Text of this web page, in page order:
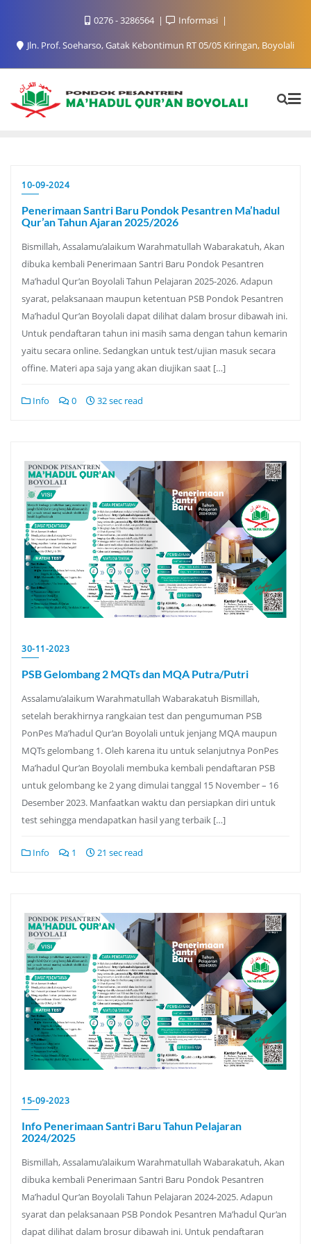
content
0276 - 3286564
Informasi
Jln. Prof. Soeharso, Gatak Kebontimun RT 05/05 Kiringan, Boyolali
10-09-2024
Penerimaan Santri Baru Pondok Pesantren Ma’hadul
Qur’an Tahun Ajaran 2025/2026
Bismillah, Assalamu’alaikum Warahmatullah Wabarakatuh, Akan
dibuka kembali Penerimaan Santri Baru Pondok Pesantren
Ma’hadul Qur’an Boyolali Tahun Pelajaran 2025-2026. Adapun
syarat, pelaksanaan maupun ketentuan PSB Pondok Pesantren
Ma’hadul Qur’an Boyolali dapat dilihat dalam brosur dibawah ini.
Untuk pendaftaran tahun ini masih sama dengan tahun kemarin
yaitu secara online. Sedangkan untuk test/ujian masuk secara
offine. Materi apa saja yang akan diujikan saat […]
Info 0 32 sec read
30-11-2023
PSB Gelombang 2 MQTs dan MQA Putra/Putri
Assalamu’alaikum Warahmatullah Wabarakatuh Bismillah,
setelah berakhirnya rangkaian test dan pengumuman PSB
PonPes Ma’hadul Qur’an Boyolali untuk jenjang MQA maupun
MQTs gelombang 1. Oleh karena itu untuk selanjutnya PonPes
Ma’hadul Qur’an Boyolali membuka kembali pendaftaran PSB
untuk gelombang ke 2 yang dimulai tanggal 15 November – 16
Desember 2023. Manfaatkan waktu dan persiapkan diri untuk
test sehingga mendapatkan hasil yang terbaik […]
Info 1 21 sec read
15-09-2023
Info Penerimaan Santri Baru Tahun Pelajaran
2024/2025
Bismillah, Assalamu’alaikum Warahmatullah Wabarakatuh, Akan
dibuka kembali Penerimaan Santri Baru Pondok Pesantren
Ma’hadul Qur’an Boyolali Tahun Pelajaran 2024-2025. Adapun
syarat dan pelaksanaan PSB Pondok Pesantren Ma’hadul Qur’an
dapat dilihat dalam brosur dibawah ini. Untuk pendaftaran